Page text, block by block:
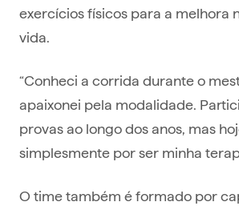
exercícios físicos para a melhora
vida.
“Conheci a corrida durante o
apaixonei pela modalidade.
provas ao longo dos anos, mas
simplesmente por ser minha
O time também é formado por